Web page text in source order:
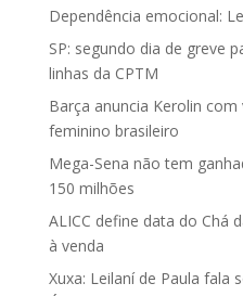
Dependência emocional:
SP: segundo dia de greve
linhas da CPTM
Barça anuncia Kerolin
feminino brasileiro
Mega-Sena não tem
150 milhões
ALICC define data do Chá
à venda
Xuxa: Leilaní de Paula fala